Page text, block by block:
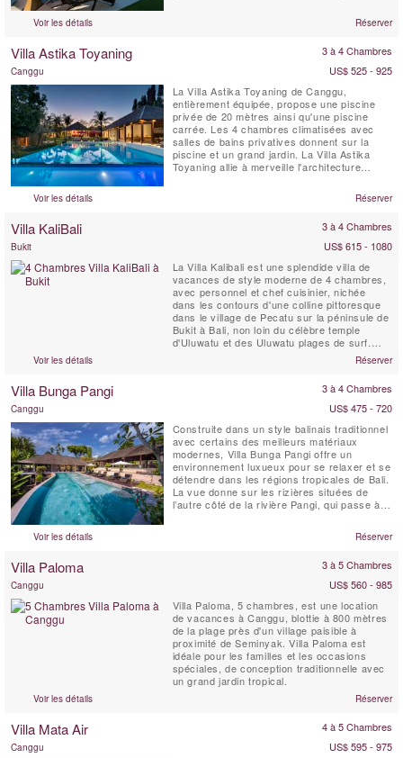
rencontres. Que vous soyez 2 ou 12, notre
s'occupera de tous vos besoins.
Voir les détails Réserver
Villa Astika Toyaning 3 à 4 Chambres
Canggu
US$ 525 - 925
La Villa Astika Toyaning de Canggu,
entièrement équipée, propose une piscine
privée de 20 mètres ainsi qu'une piscine
carrée. Les 4 chambres climatisées avec
salles de bains privatives donnent sur la
piscine et un grand jardin. La Villa Astika
Toyaning allie à merveille l'architecture
offre la retraite idéale pour les grandes
familles ou les groupes d'amis. Elle se
Voir les détails Réserver
Villa KaliBali 3 à 4 Chambres
Bukit
US$ 615 - 1080
La Villa Kalibali est une splendide villa de
vacances de style moderne de 4 chambres,
avec personnel et chef cuisinier, nichée
dans les contours d'une colline pittoresque
dans le village de Pecatu sur la péninsule de
Bukit à Bali, non loin du célèbre temple
d'Uluwatu et des Uluwatu plages de surf.
Située dans un jardin spacieux, la Villa
grande partie de la côte ouest de Bali. Les
Voir les détails Réserver
Villa Bunga Pangi 3 à 4 Chambres
Canggu
US$ 475 - 720
Construite dans un style balinais traditionnel
avec certains des meilleurs matériaux
modernes, Villa Bunga Pangi offre un
environnement luxueux pour se relaxer et se
détendre dans les régions tropicales de Bali.
La vue donne sur les rizières situées de
l’autre côté de la rivière Pangi, qui passe à
l'ouest pendant 1 mille jusqu’à l’océan.
Bunga signifie «fleur»; profitez d’un cocktail
Voir les détails Réserver
Villa Paloma 3 à 5 Chambres
Canggu
US$ 560 - 985
Villa Paloma, 5 chambres, est une location
de vacances à Canggu, blottie à 800 mètres
de la plage près d'un village paisible à
proximité de Seminyak. Villa Paloma est
idéale pour les familles et les occasions
spéciales, de conception traditionnelle avec
un grand jardin tropical.
Voir les détails Réserver
Villa Mata Air 4 à 5 Chambres
Canggu
US$ 595 - 975